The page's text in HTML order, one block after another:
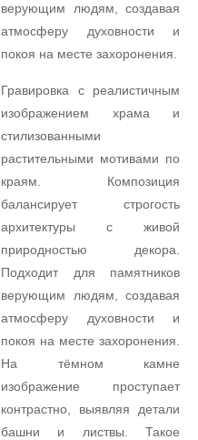
верующим людям, создавая
атмосферу духовности и
покоя на месте захоронения.
Гравировка с реалистичным
изображением храма и
стилизованными
растительными мотивами по
краям. Композиция
балансирует строгость
архитектуры с живой
природностью декора.
Подходит для памятников
верующим людям, создавая
атмосферу духовности и
покоя на месте захоронения.
На тёмном камне
изображение проступает
контрастно, выявляя детали
башни и листвы. Такое